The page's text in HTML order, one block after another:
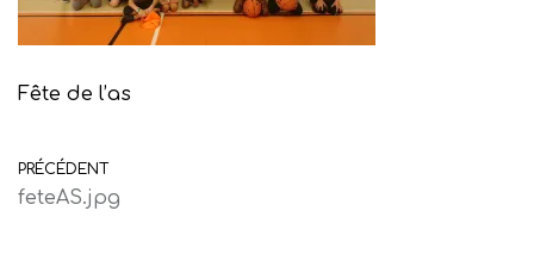
Fête de l’as
PRÉCÉDENT
feteAS.jpg